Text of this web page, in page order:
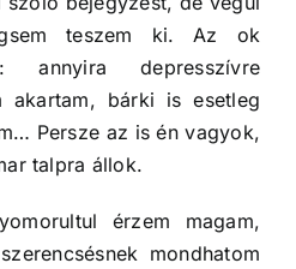
teszem ki. Az ok
annyira depresszívre
akartam, bárki is esetleg
Persze az is én vagyok,
talpra állok.
érzem magam,
mondhatom